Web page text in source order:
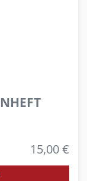
15,00 €